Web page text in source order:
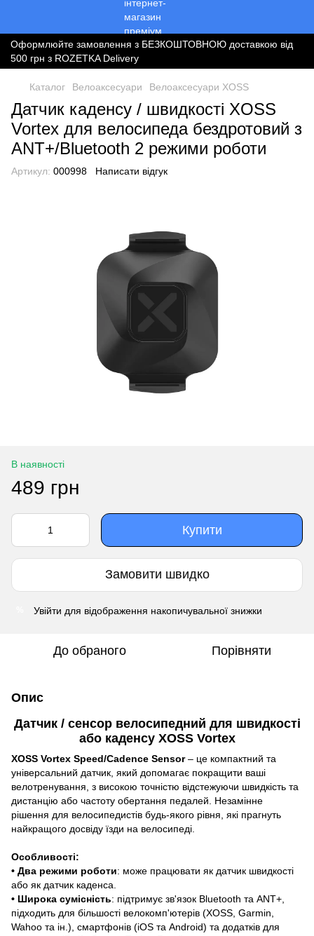
Оформлюйте замовлення з БЕЗКОШТОВНОЮ доставкою від
500 грн з ROZETKA Delivery
Каталог Велоаксесуари Велоаксесуари XOSS
Датчик каденсу / швидкості XOSS
Vortex для велосипеда бездротовий з
ANT+/Bluetooth 2 режими роботи
Артикул: 000998 Написати відгук
В наявності
489 грн
Купити
Замовити швидко
Увійти для відображення накопичувальної знижки
До обраного Порівняти
Опис
Датчик / сенсор велосипедний для швидкості
або каденсу XOSS Vortex
XOSS Vortex Speed/Cadence Sensor– це компактний та
універсальний датчик, який допомагає покращити ваші
велотренування, з високою точністю відстежуючи швидкість та
дистанцію або частоту обертання педалей. Незамінне
рішення для велосипедистів будь-якого рівня, які прагнуть
найкращого досвіду їзди на велосипеді.
Особливості:
• Два режими роботи: може працювати як датчик швидкості
або як датчик каденса.
• Широка сумісність: підтримує зв'язок Bluetooth та ANT+,
підходить для більшості велокомп'ютерів (XOSS, Garmin,
Wahoo та ін.), смартфонів (iOS та Android) та додатків для